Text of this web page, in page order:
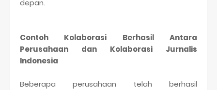
depan.
Contoh Kolaborasi Berhasil Antara
Perusahaan dan Kolaborasi Jurnalis
Indonesia
Beberapa perusahaan telah berhasil